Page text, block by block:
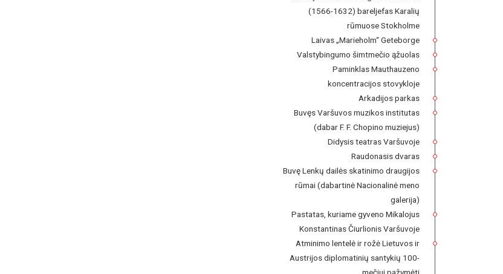
(1566-1632) bareljefas Karalių
rūmuose Stokholme
Laivas „Marieholm“ Geteborge
Valstybingumo šimtmečio ąžuolas
Paminklas Mauthauzeno
koncentracijos stovykloje
Arkadijos parkas
Buvęs Varšuvos muzikos institutas
(dabar F. F. Chopino muziejus)
Didysis teatras Varšuvoje
Raudonasis dvaras
Buvę Lenkų dailės skatinimo draugijos
rūmai (dabartinė Nacionalinė meno
galerija)
Pastatas, kuriame gyveno Mikalojus
Konstantinas Čiurlionis Varšuvoje
Atminimo lentelė ir rožė Lietuvos ir
Austrijos diplomatinių santykių 100-